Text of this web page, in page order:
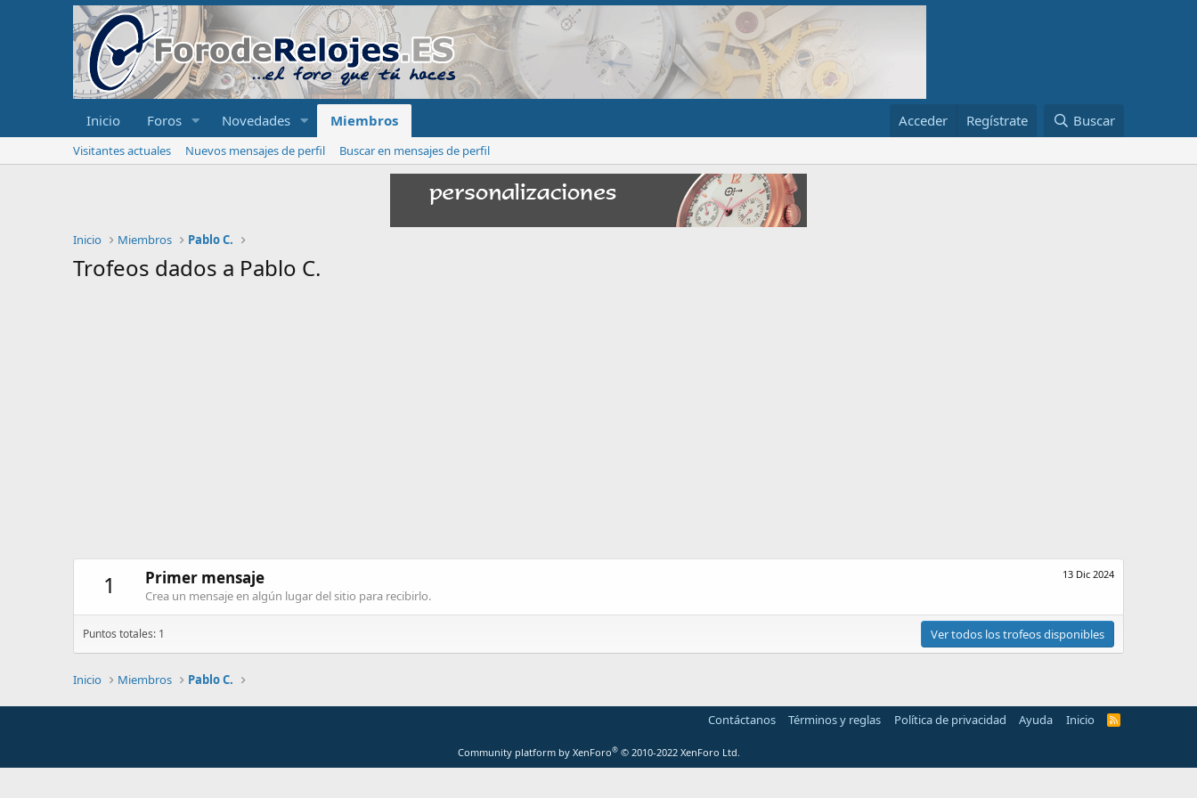
Inicio Foros Novedades Miembros Acceder Regístrate Buscar
Visitantes actuales Nuevos mensajes de perfil Buscar en mensajes de perfil
Inicio Miembros Pablo C.
Trofeos dados a Pablo C.
1 13 Dic 2024
Primer mensaje
Crea un mensaje en algún lugar del sitio para recibirlo.
Puntos totales: 1 Ver todos los trofeos disponibles
Inicio Miembros Pablo C.
Contáctanos Términos y reglas Política de privacidad Ayuda Inicio
R
Community platform by XenForo® © 2010-2022 XenForo Ltd.